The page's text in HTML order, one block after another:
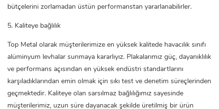
bütçelerini zorlamadan üstün performanstan yararlanabilirler.
5. Kaliteye bağlılık
Top Metal olarak müşterilerimize en yüksek kalitede havacılık sınıfı
alüminyum levhalar sunmaya kararlıyız. Plakalarımız güç, dayanıklılık
ve performans açısından en yüksek endüstri standartlarını
karşıladıklarından emin olmak için sıkı test ve denetim süreçlerinden
geçmektedir. Kaliteye olan sarsılmaz bağlılığımız sayesinde
müşterilerimiz, uzun süre dayanacak şekilde üretilmiş bir ürün